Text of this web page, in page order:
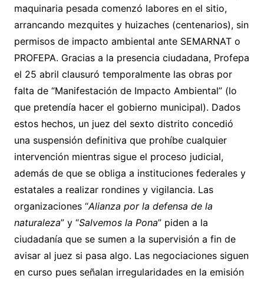
maquinaria pesada comenzó labores en el sitio,
arrancando mezquites y huizaches (centenarios), sin
permisos de impacto ambiental ante SEMARNAT o
PROFEPA. Gracias a la presencia ciudadana, Profepa
el 25 abril clausuró temporalmente las obras por
falta de “Manifestación de Impacto Ambiental” (lo
que pretendía hacer el gobierno municipal). Dados
estos hechos, un juez del sexto distrito concedió
una suspensión definitiva que prohíbe cualquier
intervención mientras sigue el proceso judicial,
además de que se obliga a instituciones federales y
estatales a realizar rondines y vigilancia. Las
organizaciones “Alianza por la defensa de la
naturaleza” y “Salvemos la Pona” piden a la
ciudadanía que se sumen a la supervisión a fin de
avisar al juez si pasa algo. Las negociaciones siguen
en curso pues señalan irregularidades en la emisión